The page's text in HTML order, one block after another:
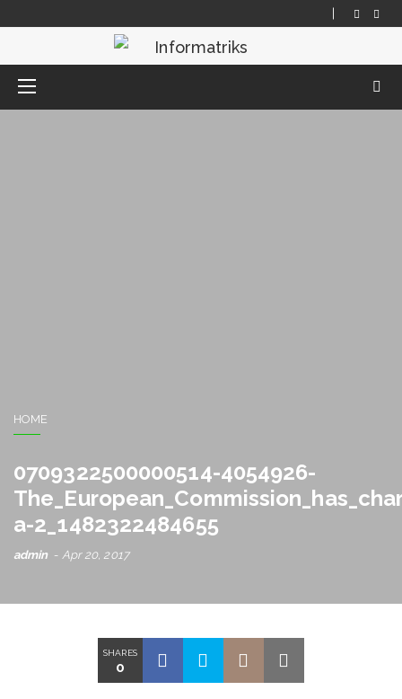
HOME
0709322500000514-4054926-
a-2_1482322484655
admin Apr 20, 2017
SHARES
0